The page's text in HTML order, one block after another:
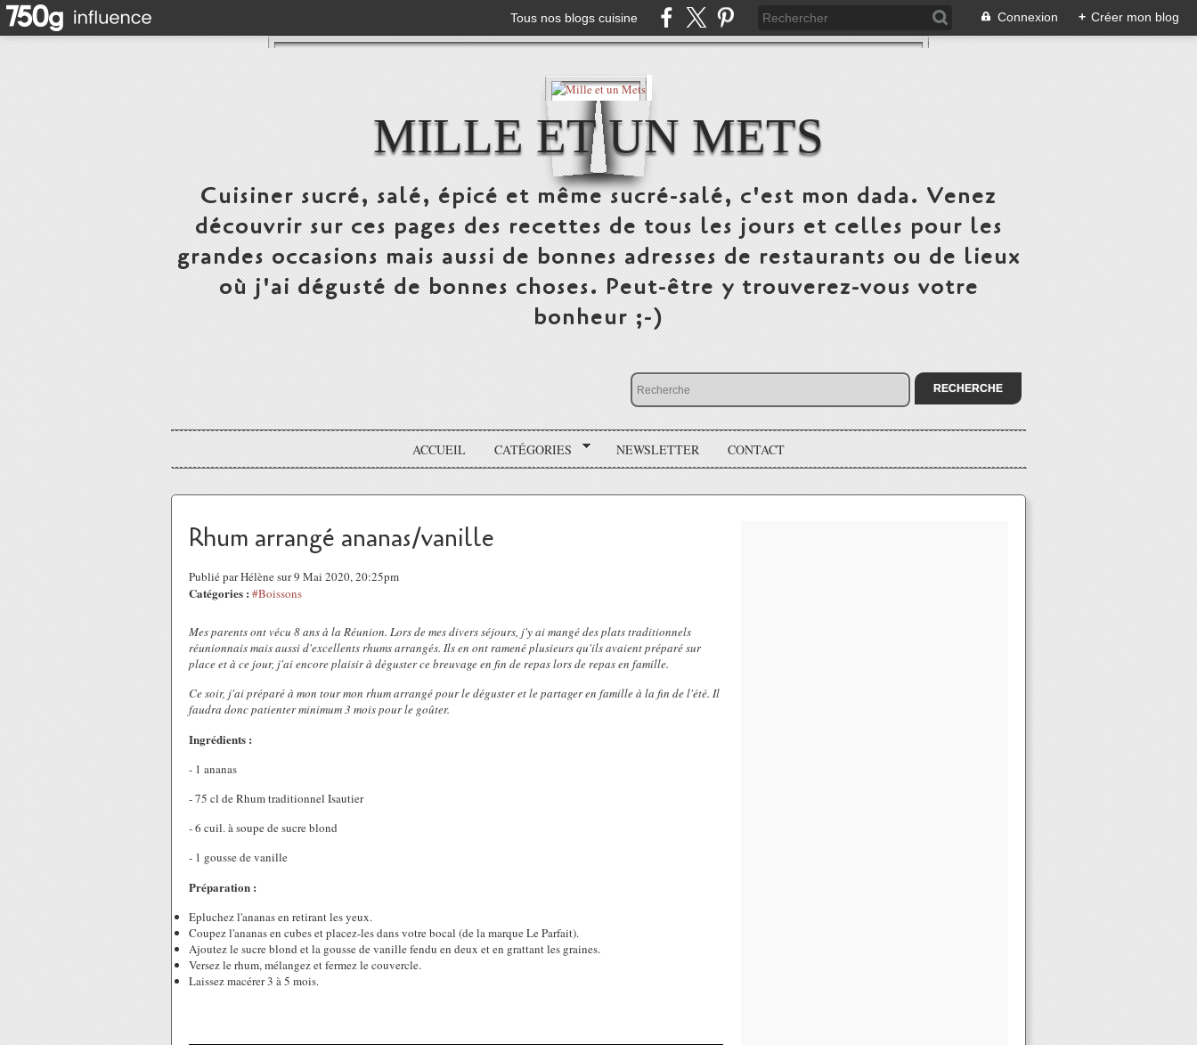
Tous nos blogs cuisine Connexion + Créer mon blog
MILLE ET UN METS
Cuisiner sucré, salé, épicé et même sucré-salé, c'est mon dada. Venez
découvrir sur ces pages des recettes de tous les jours et celles pour les
grandes occasions mais aussi de bonnes adresses de restaurants ou de lieux
où j'ai dégusté de bonnes choses. Peut-être y trouverez-vous votre
bonheur ;-)
ACCUEIL CATÉGORIES NEWSLETTER CONTACT
Rhum arrangé ananas/vanille
Publié par Hélène sur 9 Mai 2020, 20:25pm
Catégories : #Boissons
Mes parents ont vécu 8 ans à la Réunion. Lors de mes divers séjours, j'y ai mangé des plats traditionnels
réunionnais mais aussi d'excellents rhums arrangés. Ils en ont ramené plusieurs qu'ils avaient préparé sur
place et à ce jour, j'ai encore plaisir à déguster ce breuvage en fin de repas lors de repas en famille.
Ce soir, j'ai préparé à mon tour mon rhum arrangé pour le déguster et le partager en famille à la fin de l'été. Il
faudra donc patienter minimum 3 mois pour le goûter.
Ingrédients :
- 1 ananas
- 75 cl de Rhum traditionnel Isautier
- 6 cuil. à soupe de sucre blond
- 1 gousse de vanille
Préparation :
Epluchez l'ananas en retirant les yeux.
Coupez l'ananas en cubes et placez-les dans votre bocal (de la marque Le Parfait).
Ajoutez le sucre blond et la gousse de vanille fendu en deux et en grattant les graines.
Versez le rhum, mélangez et fermez le couvercle.
Laissez macérer 3 à 5 mois.